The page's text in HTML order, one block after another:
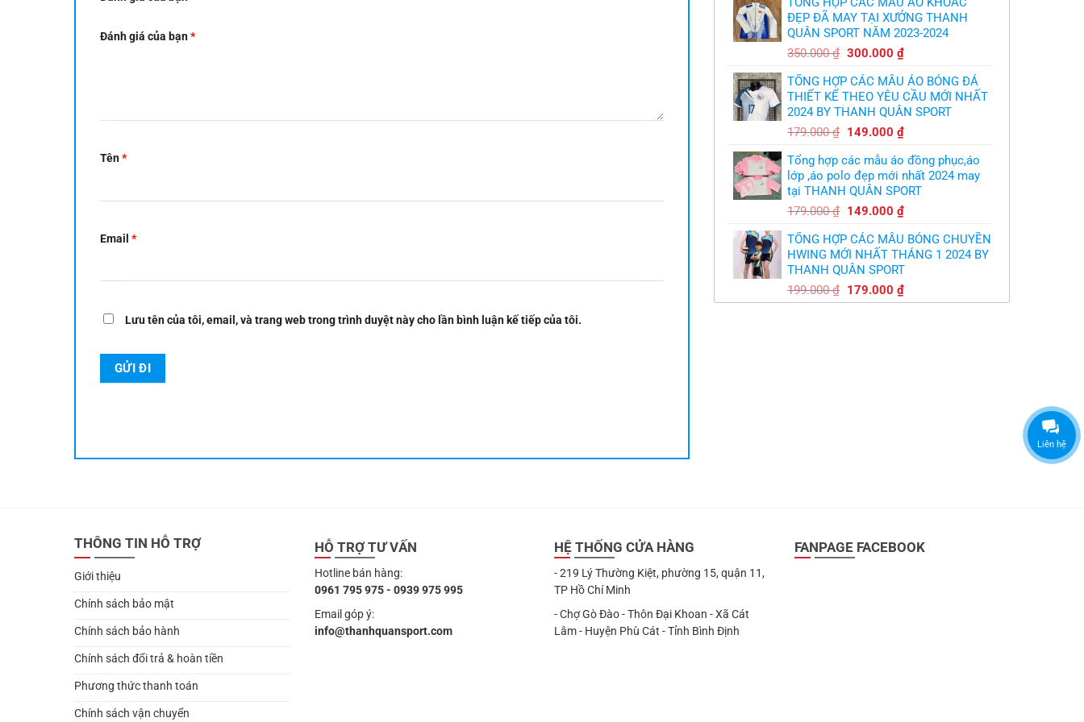
Đánh giá của bạn*
Tên*
Email *
Lưu tên của tôi, email, và trang web trong trình duyệt này cho lần bình luận kế tiếp của tôi.
nhỏ
là:
350.000 ₫.
tại
là:
299.000 ₫.
ĐẸP ĐÃ MAY TẠI XƯỞNG THANH
QUÂN SPORT NĂM 2023-2024
350.000₫ Giá
là:
350.000 ₫.
300.000 ₫Giá
tại
là:
300.000 ₫.
TỔNG HỢP CÁC MẪU ÁO BÓNG ĐÁ
THIẾT KẾ THEO YÊU CẦU MỚI NHẤT
2024 BY THANH QUÂN SPORT
179.000₫ Giá
là:
179.000 ₫.
149.000 ₫Giá
tại
là:
149.000 ₫.
Tổng hợp các mẫu áo đồng phục,áo
lớp ,áo polo đẹp mới nhất 2024 may
tại THANH QUÂN SPORT
179.000₫ Giá
là:
179.000 ₫.
149.000 ₫Giá
tại
là:
TỔNG HỢP CÁC MẪU BÓNG CHUYỀN
HWING MỚI NHẤT THÁNG 1 2024 BY
THANH QUÂN SPORT
199.000₫ Giá
gốc
179.000 ₫Giá
hiện
THÔNG TIN HỖ TRỢ
Giới thiệu
Chính sách bảo mật
Chính sách bảo hành
Chính sách đổi trả & hoàn tiền
Phương thức thanh toán
Chính sách vận chuyển
HỖ TRỢ TƯ VẤN
Hotline bán hàng:
0961 795 975 - 0939 975 995
Email góp ý:
info@thanhquansport.com
HỆ THỐNG CỬA HÀNG
- 219 Lý Thường Kiệt, phường 15, quận 11,
TP Hồ Chí Minh
- Chợ Gò Đào - Thôn Đại Khoan - Xã Cát
Lâm - Huyện Phù Cát - Tỉnh Bình Định
FANPAGE FACEBOOK
Liên hệ